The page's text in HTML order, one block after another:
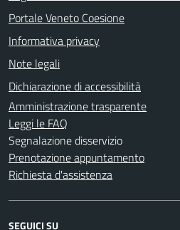
Portale Veneto Coesione
Informativa privacy
Note legali
Dichiarazione di accessibilità
Amministrazione trasparente
Leggi le FAQ
Segnalazione disservizio
Prenotazione appuntamento
Richiesta d'assistenza
SEGUICI SU